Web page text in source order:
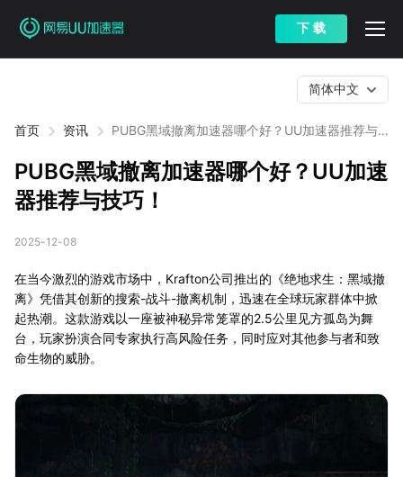
下 载
首页 资讯
PUBG黑域撤离加速器哪个好？UU加速器推荐与
简体中文
PUBG黑域撤离加速器哪个好？UU加速
器推荐与技巧！
2025-12-08
在当今激烈的游戏市场中，Krafton公司推出的《绝地求生：黑域撤
离》凭借其创新的搜索-战斗-撤离机制，迅速在全球玩家群体中掀
起热潮。这款游戏以一座被神秘异常笼罩的2.5公里见方孤岛为舞
台，玩家扮演合同专家执行高风险任务，同时应对其他参与者和致
命生物的威胁。